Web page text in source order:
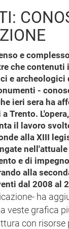
e
che
e archeologici
-
ieri sera ha
Trento.
il lavoro
alla XIII
e di
alla
dal 2008 al
ha
veste grafica
con risorse